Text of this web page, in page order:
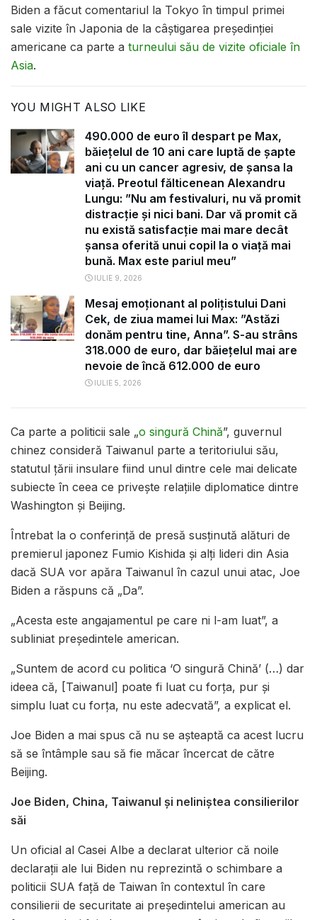
Biden a făcut comentariul la Tokyo în timpul primei
sale vizite în Japonia de la câștigarea președinției
americane ca parte a turneului său de vizite oficiale în
Asia.
YOU MIGHT ALSO LIKE
490.000 de euro îl despart pe Max,
băiețelul de 10 ani care luptă de șapte
ani cu un cancer agresiv, de șansa la
viață. Preotul fălticenean Alexandru
Lungu: ”Nu am festivaluri, nu vă promit
distracție și nici bani. Dar vă promit că
nu există satisfacție mai mare decât
șansa oferită unui copil la o viață mai
bună. Max este pariul meu”
IULIE 9, 2026
Mesaj emoționant al polițistului Dani
Cek, de ziua mamei lui Max: ”Astăzi
donăm pentru tine, Anna”. S-au strâns
318.000 de euro, dar băiețelul mai are
nevoie de încă 612.000 de euro
IULIE 5, 2026
Ca parte a politicii sale „o singură Chină”, guvernul
chinez consideră Taiwanul parte a teritoriului său,
statutul țării insulare fiind unul dintre cele mai delicate
subiecte în ceea ce privește relațiile diplomatice dintre
Washington și Beijing.
Întrebat la o conferință de presă susținută alături de
premierul japonez Fumio Kishida și alți lideri din Asia
dacă SUA vor apăra Taiwanul în cazul unui atac, Joe
Biden a răspuns că „Da”.
„Acesta este angajamentul pe care ni l-am luat”, a
subliniat președintele american.
„Suntem de acord cu politica ‘O singură Chină’ (…) dar
ideea că, [Taiwanul] poate fi luat cu forța, pur și
simplu luat cu forța, nu este adecvată”, a explicat el.
Joe Biden a mai spus că nu se așteaptă ca acest lucru
să se întâmple sau să fie măcar încercat de către
Beijing.
Joe Biden, China, Taiwanul și neliniștea consilierilor
săi
Un oficial al Casei Albe a declarat ulterior că noile
declarații ale lui Biden nu reprezintă o schimbare a
politicii SUA față de Taiwan în contextul în care
consilierii de securitate ai președintelui american au